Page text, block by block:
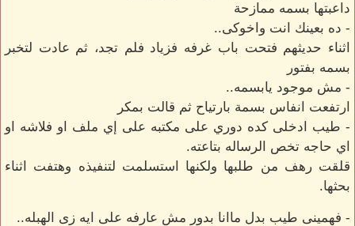
داعبتها بسمه ممازحة
- ده بعينك انت واخوكى..
اثناء حديثهم فتحت باب غرفه فزياد فلم تجد، ثم عادت لتخبر
بسمه بفتور
- مش موجود يابسمه..
ارتفعت انفاس بسمة بارتياح ثم قالت بمكر
- طيب ادخلى كده دوري على مكتبه على إي ملف او فلاشه او
اي حاجه تخص الرساله بتاعته.
قلقت رهف من طلبها ولكنها استسلمت لتنفيذه وهتفت اثناء
بحثها.
- فهمينى طيب بدل ماانا بدور مش عارفه على ايه زى الهبله..